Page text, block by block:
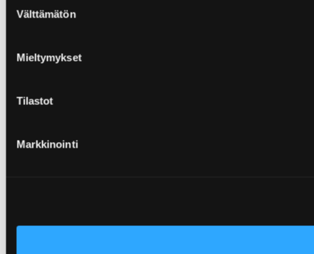
valinta
Välttämätön
Mieltymykset
Tilastot
Markkinointi